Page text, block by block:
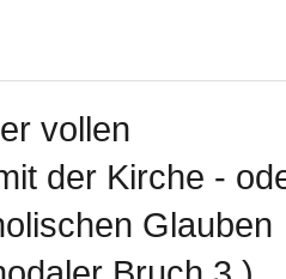
vollen
der Kirche -
Glauben